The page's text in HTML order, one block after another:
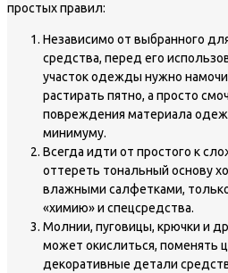
простых правил:
Независимо от выбранного
средства, перед его
участок одежды нужно
растирать пятно, а просто
повреждения материала
минимуму.
Всегда идти от простого к
оттереть тональный основу
влажными салфетками,
«химию» и спецсредства.
Молнии, пуговицы, крючки и
может окислиться, поменять
декоративные детали